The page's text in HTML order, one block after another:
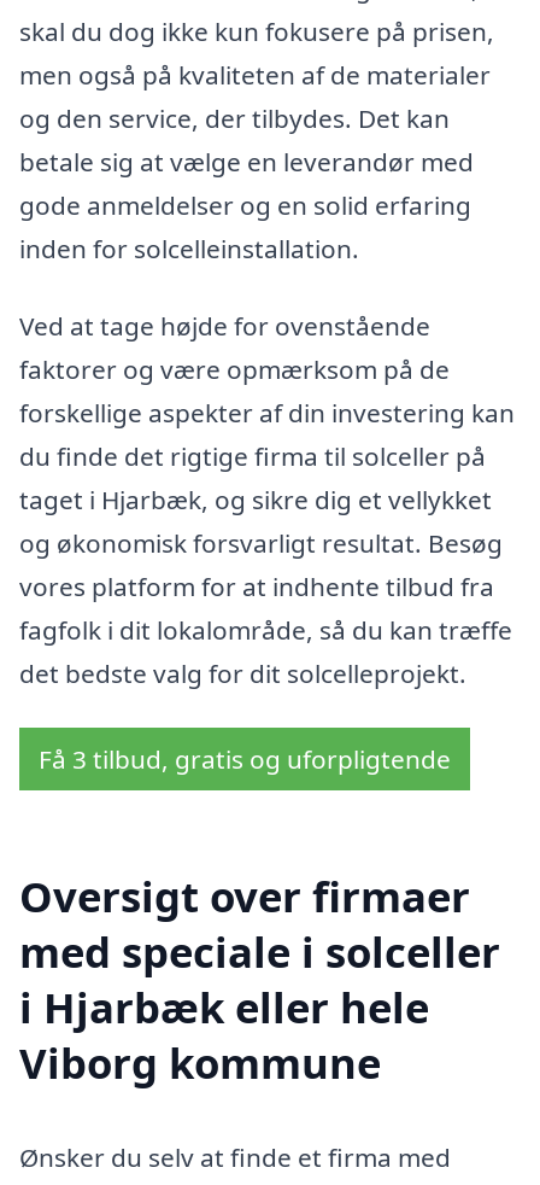
skal du dog ikke kun fokusere på prisen,
men også på kvaliteten af de materialer
og den service, der tilbydes. Det kan
betale sig at vælge en leverandør med
gode anmeldelser og en solid erfaring
inden for solcelleinstallation.
Ved at tage højde for ovenstående
faktorer og være opmærksom på de
forskellige aspekter af din investering kan
du finde det rigtige firma til solceller på
taget i Hjarbæk, og sikre dig et vellykket
og økonomisk forsvarligt resultat. Besøg
vores platform for at indhente tilbud fra
fagfolk i dit lokalområde, så du kan træffe
det bedste valg for dit solcelleprojekt.
Få 3 tilbud, gratis og uforpligtende
Oversigt over firmaer
med speciale i solceller
i Hjarbæk eller hele
Viborg kommune
Ønsker du selv at finde et firma med